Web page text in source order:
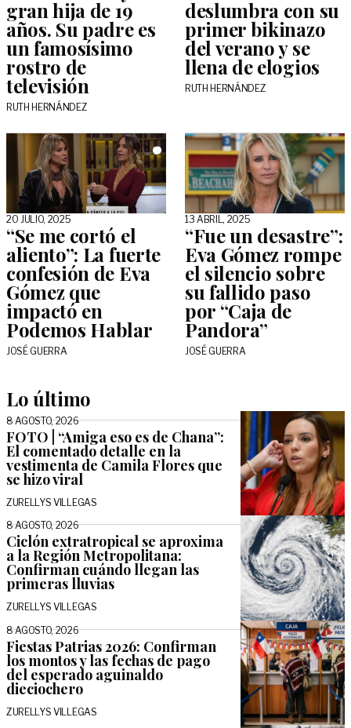
gran hija de 19
años. Su padre es
un famosísimo
rostro de
televisión
RUTH HERNÁNDEZ
deslumbra con su
primer bikinazo
del verano y se
llena de elogios
RUTH HERNÁNDEZ
20 JULIO, 2025
“Se me cortó el
aliento”: La fuerte
confesión de Eva
Gómez que
impactó en
Podemos Hablar
JOSÉ GUERRA
13 ABRIL, 2025
“Fue un desastre”:
Eva Gómez rompe
el silencio sobre
su fallido paso
por “Caja de
Pandora”
JOSÉ GUERRA
Lo último
8 AGOSTO, 2026
FOTO | “Amiga eso es de Chana”:
El comentado detalle en la
vestimenta de Camila Flores que
se hizo viral
ZURELLYS VILLEGAS
8 AGOSTO, 2026
Ciclón extratropical se aproxima
a la Región Metropolitana:
Confirman cuándo llegan las
primeras lluvias
ZURELLYS VILLEGAS
8 AGOSTO, 2026
Fiestas Patrias 2026: Confirman
los montos y las fechas de pago
del esperado aguinaldo
dieciochero
ZURELLYS VILLEGAS